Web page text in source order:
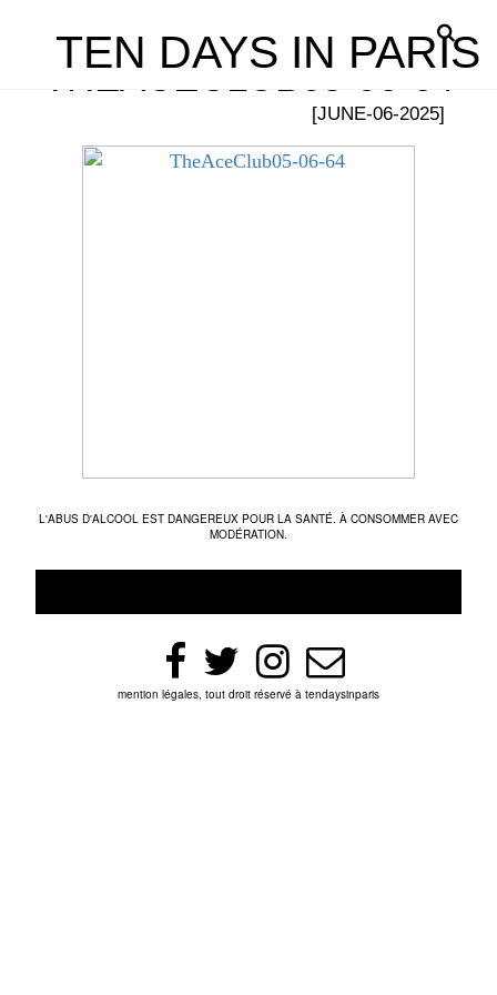
TEN DAYS IN PARIS
THEACECLUB05-06-64
[JUNE-06-2025]
L'ABUS D'ALCOOL EST DANGEREUX POUR LA SANTÉ. À CONSOMMER AVEC
MODÉRATION.
mention légales, tout droit réservé à tendaysinparis